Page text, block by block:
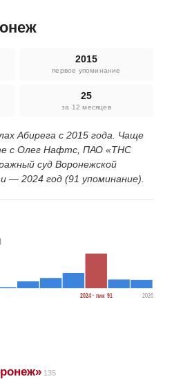
2015
первое упоминание
25
за 12 месяцев
Абирега с 2015 года. Чаще
с Олег Нафтс, ПАО «ТНС
суд Воронежской
— 2024 год (91 упоминание).
2024 · пик 91 2026
135